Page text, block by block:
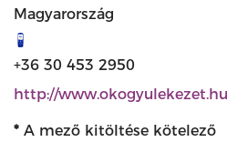
Magyarország
+36 30 453 2950
http://www.okogyulekezet.hu
* A mező kitöltése kötelező